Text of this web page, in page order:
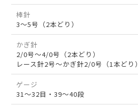
棒針
3～5号（2本どり）
かぎ針
2/0号～4/0号（2本どり）
レース針2号～かぎ針2/0号（1本どり）
ゲージ
31～32目・39～40段